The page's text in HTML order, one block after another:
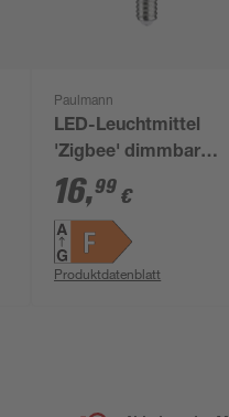
Paulmann
LED-Leuchtmittel
'Zigbee' dimmbar
Tropfen E14 5 W 470
lm warmweiß
16,99 €
Produktdatenblatt